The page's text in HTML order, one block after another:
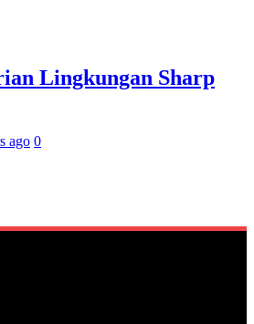
Lingkungan Sharp
ago 0